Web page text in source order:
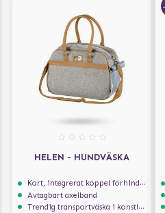
HELEN - HUNDVÄSKA
Kort, integrerat koppel förhindrar att hunden hoppar ur
Avtagbart axelband
Trendig transportväska i konstläder